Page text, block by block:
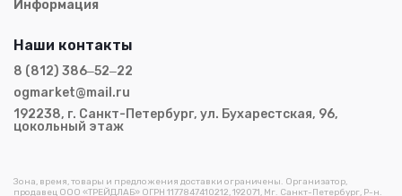
Информация
Зона, время, товары и предложения доставки ограничены. Организатор,
продавец ООО «ТРЕЙДЛАБ» ОГРН 1177847410212, 192071, Мг. Санкт-Петербург, Р-н.
Наши контакты
8 (812) 386‒52‒22
ogmarket@mail.ru
192238, г. Санкт-Петербург, ул. Бухарестская, 96,
цокольный этаж